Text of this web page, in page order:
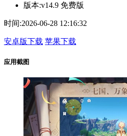
版本:v14.9 免费版
时间:2026-06-28 12:16:32
安卓版下载 苹果下载
应用截图